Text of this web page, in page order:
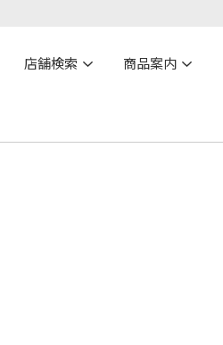
店舗検索 商品案内